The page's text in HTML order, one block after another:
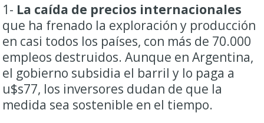
1- La caída de precios internacionales
que ha frenado la exploración y producción
en casi todos los países, con más de 70.000
empleos destruidos. Aunque en Argentina,
el gobierno subsidia el barril y lo paga a
u$s77, los inversores dudan de que la
medida sea sostenible en el tiempo.